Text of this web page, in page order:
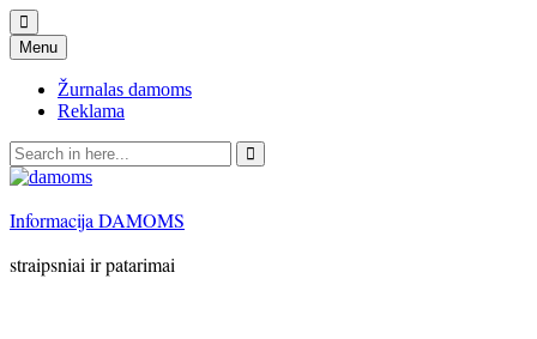
Menu Skip
to
content
Žurnalas damoms
Reklama
Search
for:
Informacija DAMOMS
straipsniai ir patarimai